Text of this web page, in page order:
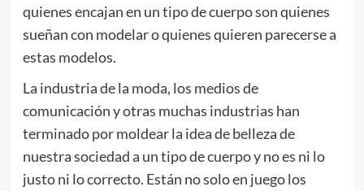
quienes encajan en un tipo de cuerpo son quienes
sueñan con modelar o quienes quieren parecerse a
estas modelos.
La industria de la moda, los medios de
comunicación y otras muchas industrias han
terminado por moldear la idea de belleza de
nuestra sociedad a un tipo de cuerpo y no es ni lo
justo ni lo correcto. Están no solo en juego los